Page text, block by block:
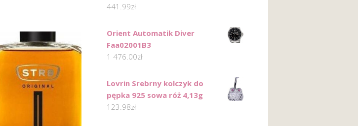
441.99zł
Orient Automatik Diver
Faa02001B3
1 476.00zł
Lovrin Srebrny kolczyk do
pępka 925 sowa róż 4,13g
123.98zł